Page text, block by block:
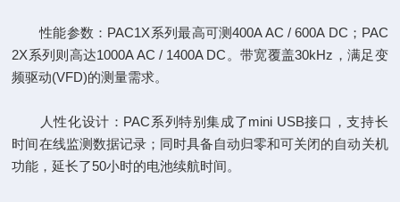
性能参数：PAC1X系列最高可测400A AC / 600A DC；PAC
2X系列则高达1000A AC / 1400A DC。带宽覆盖30kHz，满足变
频驱动(VFD)的测量需求。
人性化设计：PAC系列特别集成了mini USB接口，支持长
时间在线监测数据记录；同时具备自动归零和可关闭的自动关机
功能，延长了50小时的电池续航时间。